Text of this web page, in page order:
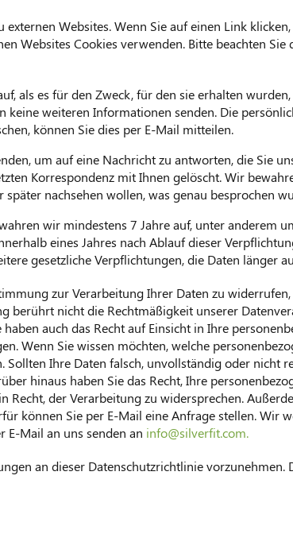
Websites. Wenn Sie auf einen Link
Websites Cookies verwenden. Bitte beachten
als es für den Zweck, für den sie erhalten
keine weiteren Informationen senden. Die
können Sie dies per E-Mail mitteilen.
um auf eine Nachricht zu antworten, die Sie
Korrespondenz mit Ihnen gelöscht. Wir
nachsehen wollen, was genau besprochen
wir mindestens 7 Jahre auf, unter anderem
eines Jahres nach Ablauf dieser
gesetzliche Verpflichtungen, die Daten länger
zur Verarbeitung Ihrer Daten zu
berührt nicht die Rechtmäßigkeit unserer
auch das Recht auf Einsicht in Ihre
Wenn Sie wissen möchten, welche
Sollten Ihre Daten falsch, unvollständig oder nicht
hinaus haben Sie das Recht, Ihre
Recht, der Verarbeitung zu widersprechen.
können Sie per E-Mail eine Anfrage stellen. Wir
E-Mail an uns senden an info@silverfit.com.
an dieser Datenschutzrichtlinie